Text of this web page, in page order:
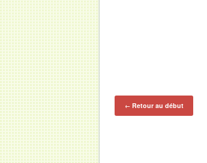
←Retour au début